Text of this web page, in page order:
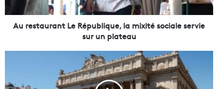
r
é
Au restaurant Le République, la mixité sociale servie
sur un plateau
a